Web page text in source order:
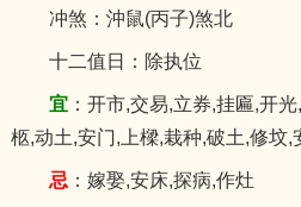
冲煞：沖鼠(丙子)煞北
十二值日：除执位
宜：开市,交易,立券,挂匾,开
柩,动土,安门,上樑,栽种,破土,修坟,
忌 ：嫁娶,安床,探病,作灶